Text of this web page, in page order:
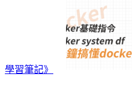
學習筆記》